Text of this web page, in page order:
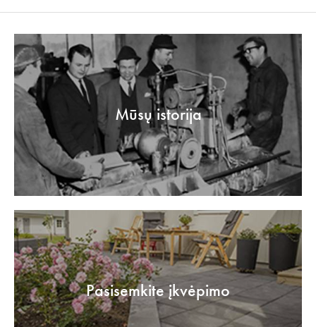
Mūsų istorija
Pasisemkite įkvėpimo